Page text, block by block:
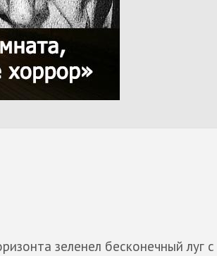
зеленел бесконечный луг с